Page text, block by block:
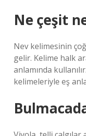
Ne çeşit
Nev kelimesinin
gelir. Kelime halk
anlamında
kelimeleriyle eş